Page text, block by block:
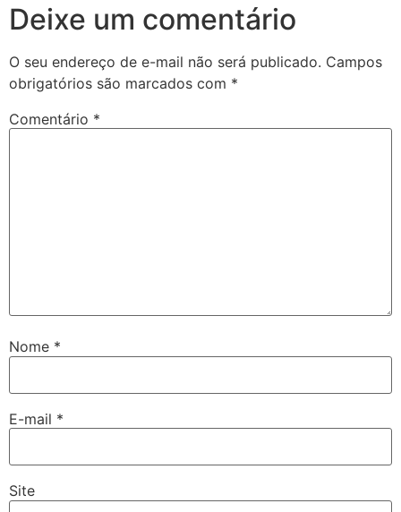
Deixe um comentário
O seu endereço de e-mail não será publicado. Campos
obrigatórios são marcados com *
Comentário *
Nome *
E-mail *
Site